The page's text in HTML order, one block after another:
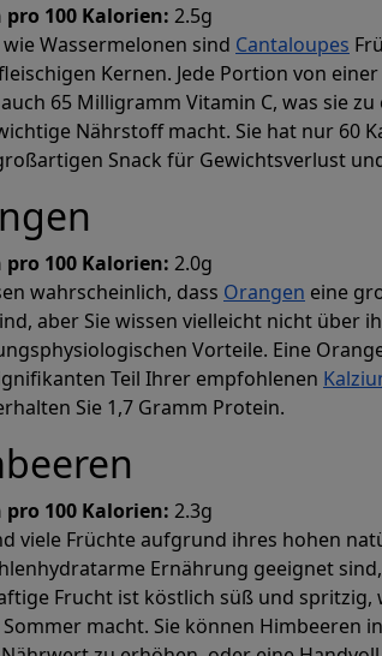
pro 100 Kalorien: 2.5g
Wassermelonen sind Cantaloupes
Kernen. Jede Portion von
65 Milligramm Vitamin C, was sie
Nährstoff macht. Sie hat nur 60
Snack für Gewichtsverlust
pro 100 Kalorien: 2.0g
wahrscheinlich, dass Orangen eine
aber Sie wissen vielleicht nicht über
Vorteile. Eine
Teil Ihrer empfohlenen
Sie 1,7 Gramm Protein.
pro 100 Kalorien: 2.3g
viele Früchte aufgrund ihres hohen
Ernährung geeignet
Frucht ist köstlich süß und spritzig,
macht. Sie können Himbeeren